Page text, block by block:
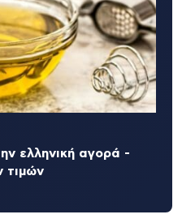
ελληνική αγορά -
τιμών